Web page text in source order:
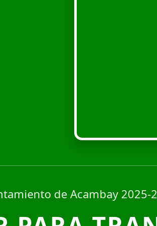
de Acambay 2025-